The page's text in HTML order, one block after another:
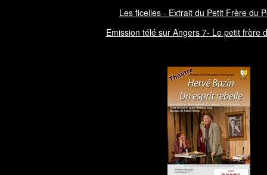
Les ficelles - Extrait du Petit Frère du
Emission télé sur Angers 7- Le petit frère